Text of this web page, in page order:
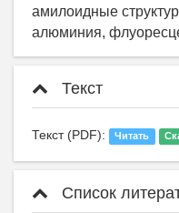
амилоидные
алюминия,
Текст
Текст (PDF): Читать
Список